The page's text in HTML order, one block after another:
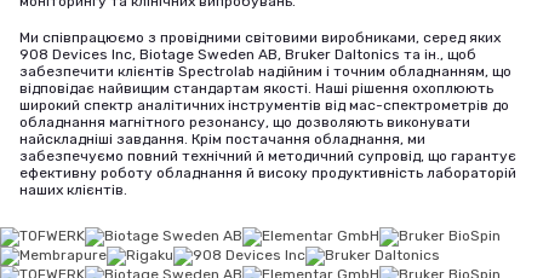
Ми співпрацюємо з провідними світовими виробниками, серед яких
908 Devices Inc, Biotage Sweden AB, Bruker Daltonics та ін., щоб
забезпечити клієнтів Spectrolab надійним і точним обладнанням, що
відповідає найвищим стандартам якості. Наші рішення охоплюють
широкий спектр аналітичних інструментів від мас-спектрометрів до
обладнання магнітного резонансу, що дозволяють виконувати
найскладніші завдання. Крім постачання обладнання, ми
забезпечуємо повний технічний й методичний супровід, що гарантує
ефективну роботу обладнання й високу продуктивність лабораторій
наших клієнтів.